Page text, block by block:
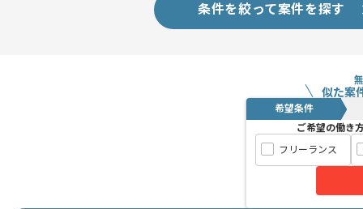
条件を絞って案件を探す
似た案
希望条件
ご希望の働き
フリーランス